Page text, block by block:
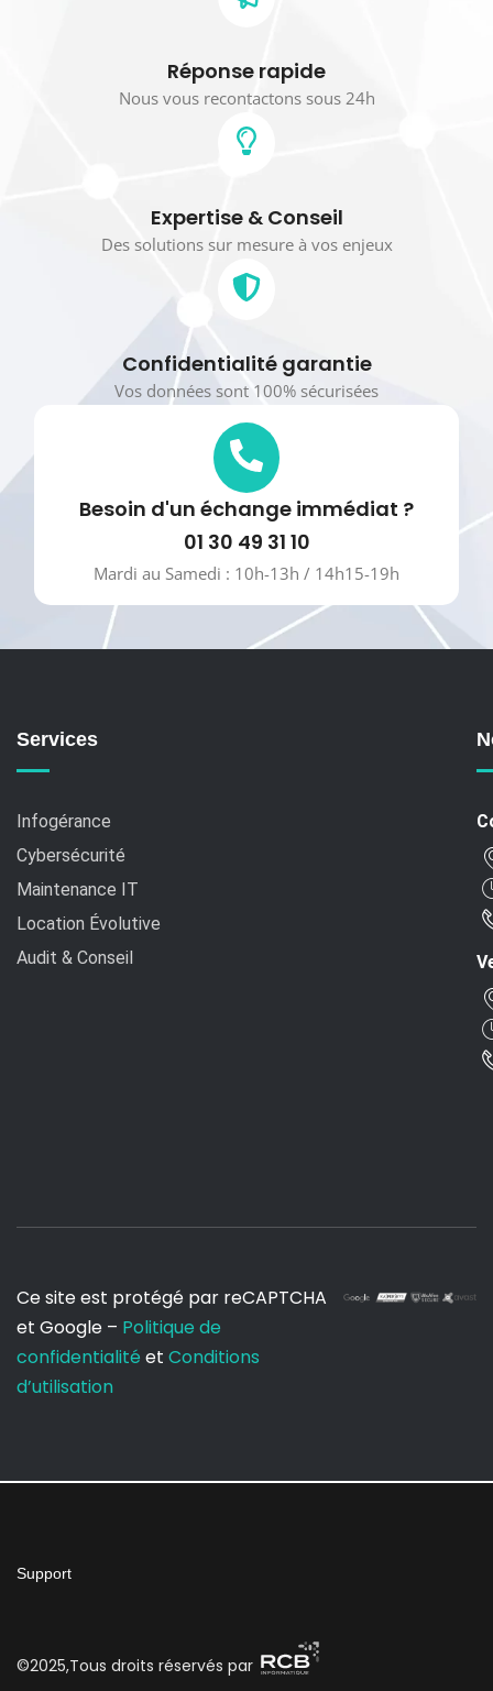
Réponse rapide
Nous vous recontactons sous 24h
Expertise & Conseil
Des solutions sur mesure à vos enjeux
Confidentialité garantie
Vos données sont 100% sécurisées
Besoin d'un échange immédiat ?
01 30 49 31 10
Mardi au Samedi : 10h-13h / 14h15-19h
Services
Infogérance
Cybersécurité
Maintenance IT
Location Évolutive
Audit & Conseil
Ce site est protégé par reCAPTCHA
et Google – Politique de
confidentialité et Conditions
d’utilisation
Support
©2025,Tous droits réservés par